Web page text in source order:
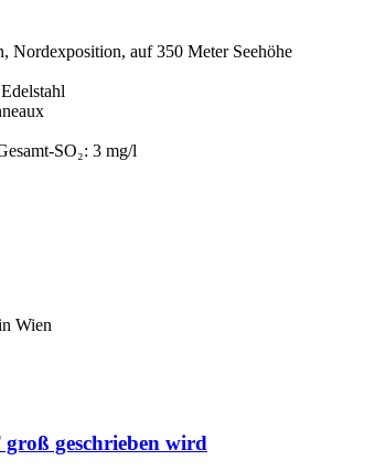
Nordexposition, auf 350 Meter Seehöhe
SO₂: 3 mg/l
Wien
geschrieben wird